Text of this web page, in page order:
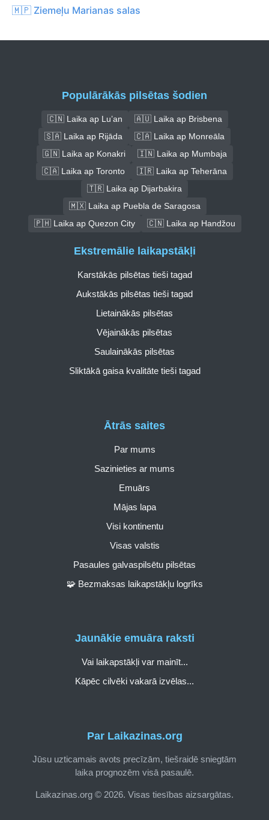
🇲🇵 Ziemeļu Marianas salas
Populārākās pilsētas šodien
🇨🇳 Laika ap Lu’an
🇦🇺 Laika ap Brisbena
🇸🇦 Laika ap Rijāda
🇨🇦 Laika ap Monreāla
🇬🇳 Laika ap Konakri
🇮🇳 Laika ap Mumbaja
🇨🇦 Laika ap Toronto
🇮🇷 Laika ap Teherāna
🇹🇷 Laika ap Dijarbakira
🇲🇽 Laika ap Puebla de Saragosa
🇵🇭 Laika ap Quezon City
🇨🇳 Laika ap Handžou
Par Laikazinas.org
Jūsu uzticamais avots precīzām, tiešraidē sniegtām
laika prognozēm visā pasaulē.
Laikazinas.org © 2026. Visas tiesības aizsargātas.
Ātrās saites
Par mums
Sazinieties ar mums
Emuārs
Mājas lapa
Visi kontinentu
Visas valstis
Pasaules galvaspilsētu pilsētas
🧩 Bezmaksas laikapstākļu logrīks
Ekstremālie laikapstākļi
Karstākās pilsētas tieši tagad
Aukstākās pilsētas tieši tagad
Lietainākās pilsētas
Vējainākās pilsētas
Saulainākās pilsētas
Sliktākā gaisa kvalitāte tieši tagad
Jaunākie emuāra raksti
Vai laikapstākļi var mainīt...
Kāpēc cilvēki vakarā izvēlas...